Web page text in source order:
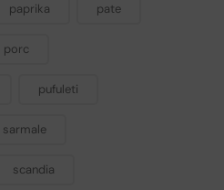
paprika pate
porc
pufuleti
sarmale
scandia